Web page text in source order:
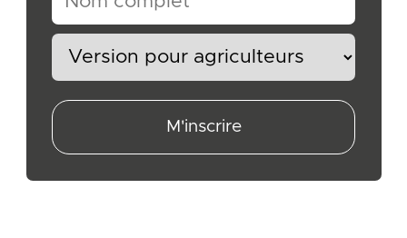
M'inscrire